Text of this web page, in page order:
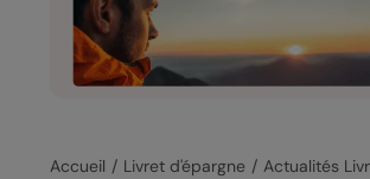
Accueil Livret d'épargne Actualités